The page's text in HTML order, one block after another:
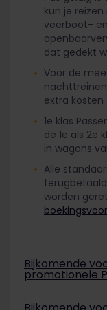
kun je
veerboot- en
dat gedekt
Voor de
extra kosten
1e klas
de 1e als 2e
in wagons
Alle
worden
Bijkomende
promotionele